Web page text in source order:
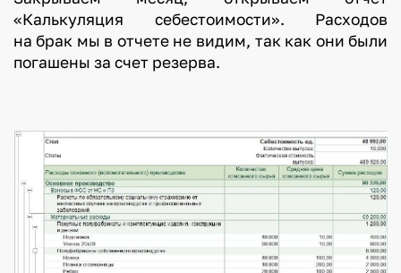
«Калькуляция себестоимости». Расходов
на брак мы в отчете не видим, так как они были
погашены за счет резерва.